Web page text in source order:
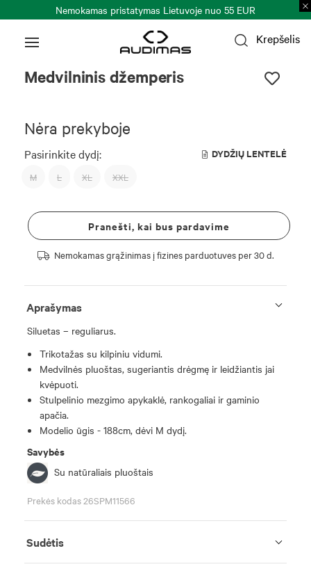
Nemokamas pristatymas Lietuvoje nuo 55 EUR
Krepšelis
Medvilninis džemperis
Nėra prekyboje
Pasirinkite dydį: DYDŽIŲ LENTELĖ
M L XL XXL
Pranešti, kai bus pardavime
Nemokamas grąžinimas į fizines parduotuves per 30 d.
Aprašymas
Siluetas – reguliarus.
Trikotažas su kilpiniu vidumi.
Medvilnės pluoštas, sugeriantis drėgmę ir leidžiantis jai
kvėpuoti.
Stulpelinio mezgimo apykaklė, rankogaliai ir gaminio
apačia.
Modelio ūgis - 188cm, dėvi M dydį.
Savybės
Su natūraliais pluoštais
Prekės kodas 26SPM11566
Sudėtis